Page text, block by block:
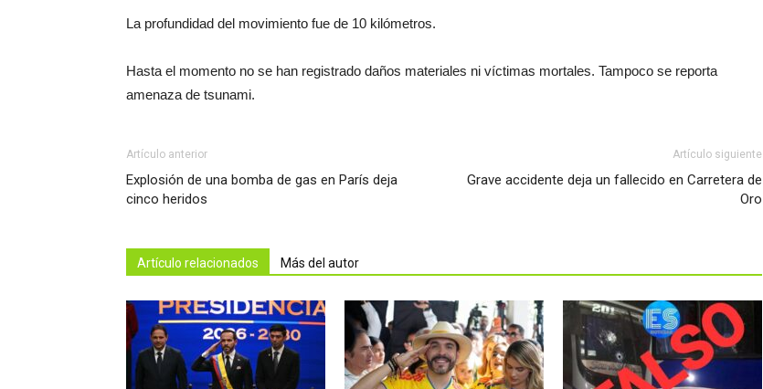
La profundidad del movimiento fue de 10 kilómetros.
Hasta el momento no se han registrado daños materiales ni víctimas mortales. Tampoco se reporta
amenaza de tsunami.
Artículo anterior
Explosión de una bomba de gas en París deja
cinco heridos
Artículo siguiente
Grave accidente deja un fallecido en Carretera de
Oro
Artículo relacionados Más del autor